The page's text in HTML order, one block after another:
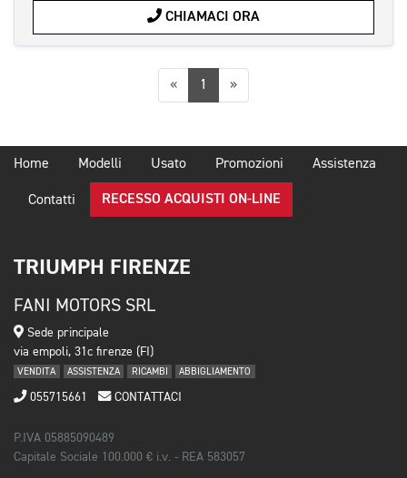
CHIAMACI ORA
«Precedente
1 »Successiva
Home Modelli Usato Promozioni Assistenza
Contatti RECESSO ACQUISTI ON-LINE
TRIUMPH FIRENZE
FANI MOTORS SRL
Sede principale
via empoli, 31c firenze (FI)
VENDITA ASSISTENZA RICAMBI ABBIGLIAMENTO
055715661 CONTATTACI
P.IVA 05885090489
Capitale Sociale 100.000 € i.v. - REA 583057